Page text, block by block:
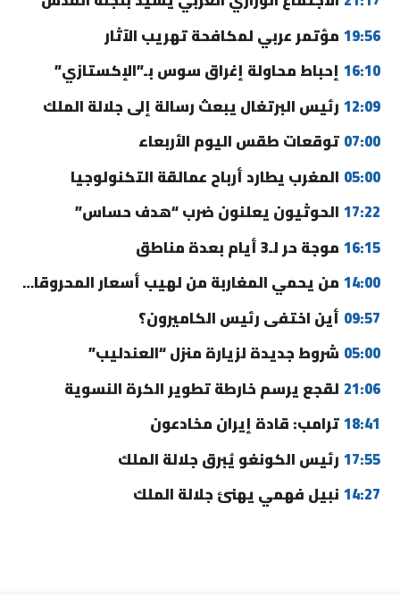
19:56 مؤتمر عربي لمكافحة تهريب الآثار
16:10 إحباط محاولة إغراق سوس بـ”الإكستازي”
12:09 رئيس البرتغال يبعث رسالة إلى جلالة الملك
07:00 توقعات طقس اليوم الأربعاء
05:00 المغرب يطارد أرباح عمالقة التكنولوجيا
17:22 الحوثيون يعلنون ضرب “هدف حساس”
16:15 موجة حر لـ3 أيام بعدة مناطق
14:00 من يحمي المغاربة من لهيب أسعار المحروقات؟
09:57 أين اختفى رئيس الكاميرون؟
05:00 شروط جديدة لزيارة منزل “العندليب”
21:06 لقجع يرسم خارطة تطوير الكرة النسوية
18:41ترامب: قادة إيران مخادعون
17:55 رئيس الكونغو يُبرق جلالة الملك
14:27 نبيل فهمي يهنئ جلالة الملك